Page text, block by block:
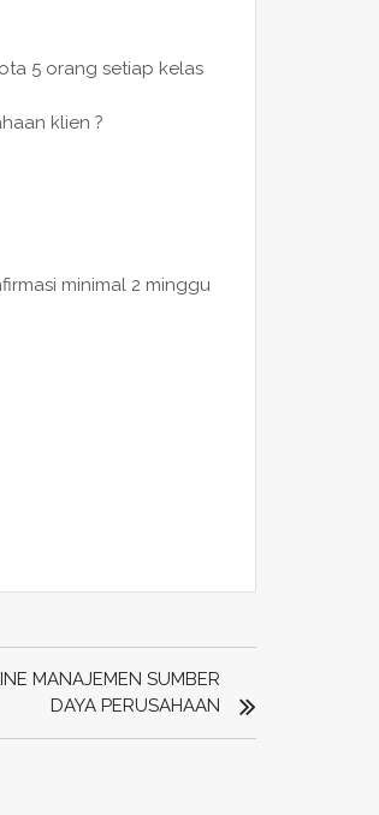
5 orang setiap kelas
klien ?
minimal 2 minggu
MANAJEMEN SUMBER
DAYA PERUSAHAAN